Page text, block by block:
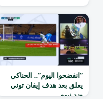
“انفضحوا اليوم”.. الحناكي
يعلق بعد هدف إيفان توني
ضد نيوم